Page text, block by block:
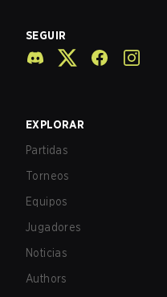
SEGUIR
EXPLORAR
Partidas
Torneos
Equipos
Jugadores
Noticias
Authors